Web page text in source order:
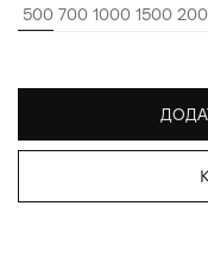
500 700 1000 1500